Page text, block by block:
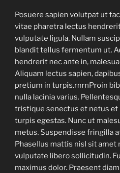
Posuere sapien volutpat ut
vitae pharetra lectus
vulputate ligula. Nullam
blandit tellus fermentum ut.
hendrerit nec ante in,
Aliquam lectus sapien,
pretium in turpis.rnrnProin
nulla lacinia varius.
tristique senectus et netus et
turpis egestas. Nunc ut
metus. Suspendisse fringilla
Phasellus mattis nisl sit amet
vulputate libero sollicitudin.
maximus dolor. Praesent